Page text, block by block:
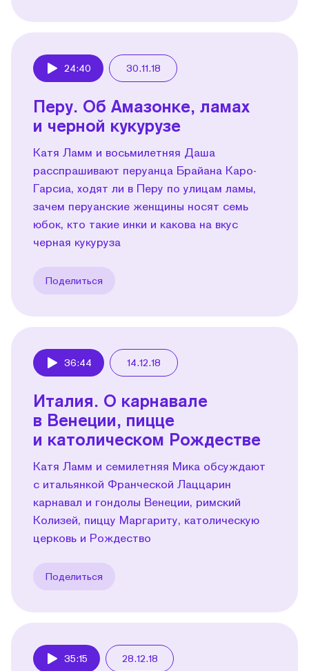
24:40 30.11.18
Перу. Об Амазонке, ламах
и черной кукурузе
Катя Ламм и восьмилетняя Даша
расспрашивают перуанца Брайана Каро-
Гарсиа, ходят ли в Перу по улицам ламы,
зачем перуанские женщины носят семь
юбок, кто такие инки и какова на вкус
черная кукуруза
Поделиться
36:44 14.12.18
Италия. О карнавале
в Венеции, пицце
и католическом Рождестве
Катя Ламм и семилетняя Мика обсуждают
с итальянкой Франческой Лаццарин
карнавал и гондолы Венеции, римский
Колизей, пиццу Маргариту, католическую
церковь и Рождество
Поделиться
35:15 28.12.18